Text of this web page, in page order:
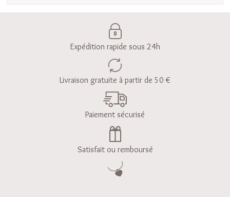
Expédition rapide sous 24h
Livraison gratuite à partir de 50 €
Paiement sécurisé
Satisfait ou remboursé